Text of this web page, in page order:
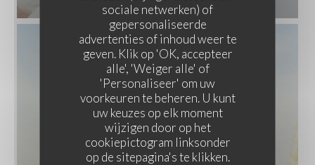
sociale netwerken) of
gepersonaliseerde
advertenties of inhoud weer te
geven. Klik op 'OK, accepteer
alle', 'Weiger alle' of
'Personaliseer' om uw
voorkeuren te beheren. U kunt
uw keuzes op elk moment
wijzigen door op het
cookiepictogram linksonder
op de sitepagina's te klikken.
LES MERVEILLES DU LIBAN